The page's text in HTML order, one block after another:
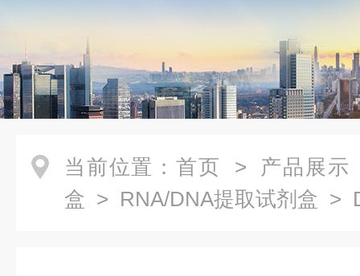
当前位置： 首页 > 产品展示
盒 > RNA/DNA提取试剂盒 >